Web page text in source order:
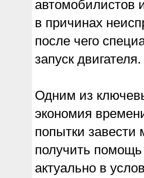
автомобилистов
в причинах
после чего
запуск двигателя.
Одним из
экономия
попытки
получить
актуально в